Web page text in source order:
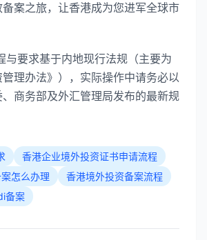
案之旅，让香港成为您进军全球市
与要求基于内地现行法规（主要为
管理办法》），实际操作中请务必以
商务部及外汇管理局发布的最新规
香港企业境外投资证书申请流程
怎么办理
香港境外投资备案流程
备案